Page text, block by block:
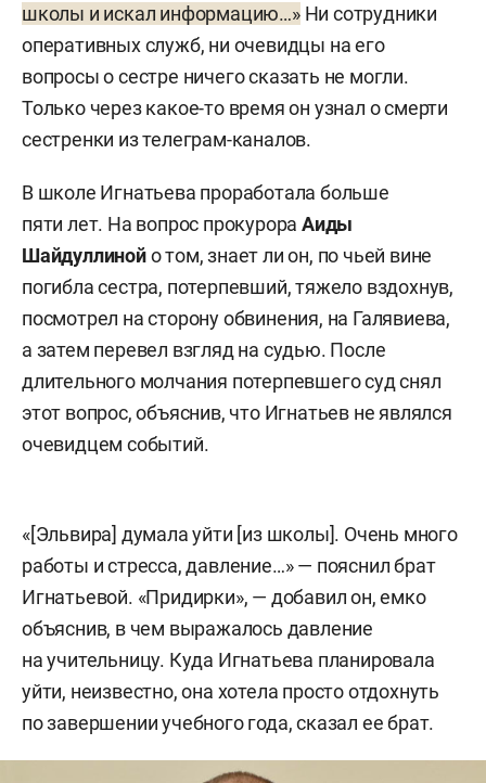
школы и искал информацию…»Ни сотрудники
оперативных служб, ни очевидцы на его
вопросы о сестре ничего сказать не могли.
Только через какое-то время он узнал о смерти
сестренки из телеграм-каналов.
В школе Игнатьева проработала больше
пяти лет. На вопрос прокурораАиды
Шайдуллинойо том, знает ли он, по чьей вине
погибла сестра, потерпевший, тяжело вздохнув,
посмотрел на сторону обвинения, на Галявиева,
а затем перевел взгляд на судью. После
длительного молчания потерпевшего суд снял
этот вопрос, объяснив, что Игнатьев не являлся
очевидцем событий.
«[Эльвира] думала уйти [из школы]. Очень много
работы и стресса, давление…» — пояснил брат
Игнатьевой. «Придирки», — добавил он, емко
объяснив, в чем выражалось давление
на учительницу. Куда Игнатьева планировала
уйти, неизвестно, она хотела просто отдохнуть
по завершении учебного года, сказал ее брат.